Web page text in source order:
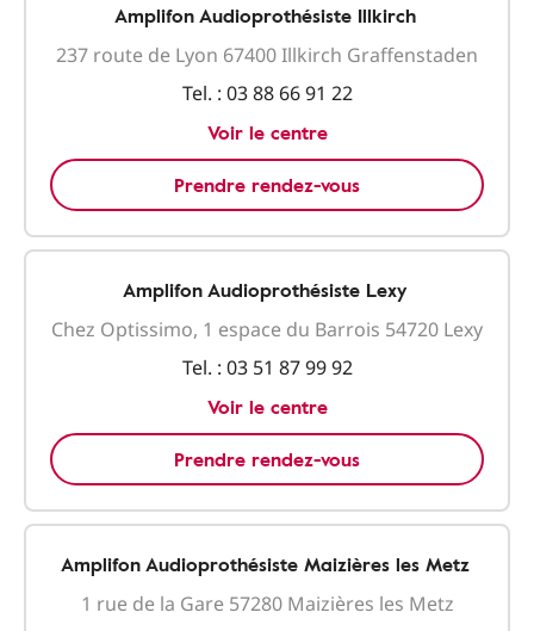
Amplifon Audioprothésiste Illkirch
237 route de Lyon 67400 Illkirch Graffenstaden
Tel. : 03 88 66 91 22
Voir le centre
Prendre rendez-vous
Amplifon Audioprothésiste Lexy
Chez Optissimo, 1 espace du Barrois 54720 Lexy
Tel. : 03 51 87 99 92
Voir le centre
Prendre rendez-vous
Amplifon Audioprothésiste Maizières les Metz
1 rue de la Gare 57280 Maizières les Metz